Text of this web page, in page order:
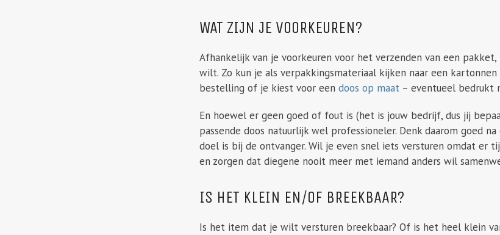
WAT ZIJN JE VOORKEUREN?
Afhankelijk van je voorkeuren voor het verzenden van een
wilt. Zo kun je als verpakkingsmateriaal kijken naar een
bestelling of je kiest voor eendoos op maat – eventueel bedrukt
En hoewel er geen goed of fout is (het is jouw bedrijf, dus jij
passende doos natuurlijk wel professioneler. Denk daarom goed
doel is bij de ontvanger. Wil je even snel iets versturen omdat er
en zorgen dat diegene nooit meer met iemand anders wil
IS HET KLEIN EN/OF BREEKBAAR?
Is het item dat je wilt versturen breekbaar? Of is het heel klein